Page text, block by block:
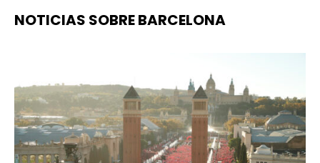
NOTICIAS SOBRE BARCELONA